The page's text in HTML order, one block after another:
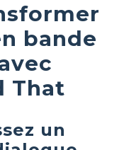
bande
That
un